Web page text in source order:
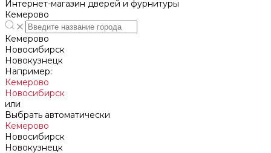
Интернет-магазин дверей и фурнитуры
Кемерово
Кемерово
Новосибирск
Новокузнецк
Например:
Кемерово
Новосибирск
или
Выбрать автоматически
Кемерово
Новосибирск
Новокузнецк